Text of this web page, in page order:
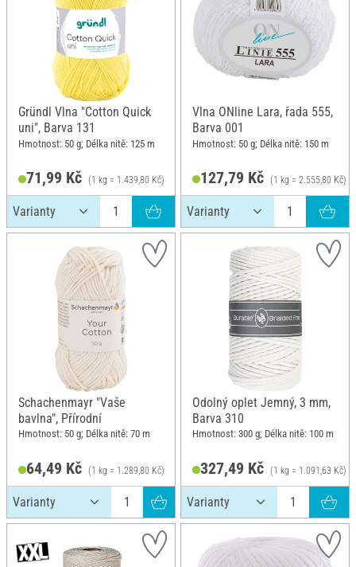
Gründl Vlna "Cotton Quick
uni", Barva 131
Hmotnost: 50 g; Délka nitě: 125 m
71,99 Kč (1 kg = 1.439,80 Kč)
Vlna ONline Lara, řada 555,
Barva 001
Hmotnost: 50 g; Délka nitě: 150 m
127,79 Kč (1 kg = 2.555,80 Kč)
Schachenmayr "Vaše
bavlna", Přírodní
Hmotnost: 50 g; Délka nitě: 70 m
64,49 Kč (1 kg = 1.289,80 Kč)
Odolný oplet Jemný, 3 mm,
Barva 310
Hmotnost: 300 g; Délka nitě: 100 m
327,49 Kč (1 kg = 1.091,63 Kč)